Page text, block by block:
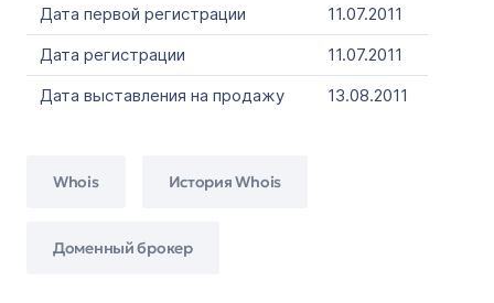
Дата первой регистрации
11.07.2011
Дата регистрации
11.07.2011
Дата выставления на продажу
13.08.2011
Whois История Whois
Доменный брокер